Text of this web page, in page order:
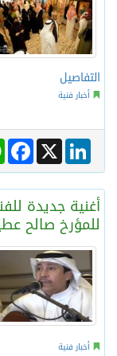
التفاصيل
أخبار فنية
X
LinkedIn
أغنية جديدة
للمؤرخ صالح
أخبار فنية